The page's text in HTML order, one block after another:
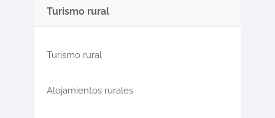
Turismo rural
Turismo rural
Alojamientos rurales